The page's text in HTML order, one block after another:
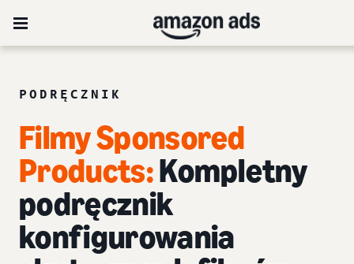
PODRĘCZNIK
Filmy Sponsored
Products:Kompletny
podręcznik
konfigurowania